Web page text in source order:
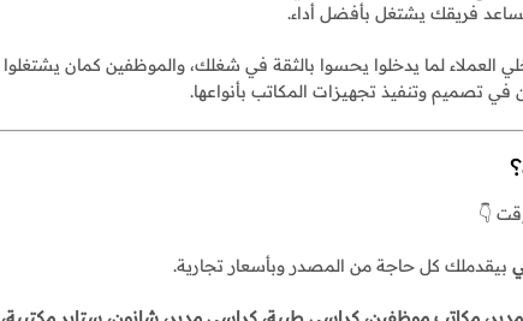
فريقك يشتغل بأفضل أداء.
لما يدخلوا يحسوا بالثقة في شغلك، والموظفين كمان
في تصميم وتنفيذ تجهيزات المكاتب بأنواعها.
👇
بيقدملك كل حاجة من المصدر وبأسعار تجارية.